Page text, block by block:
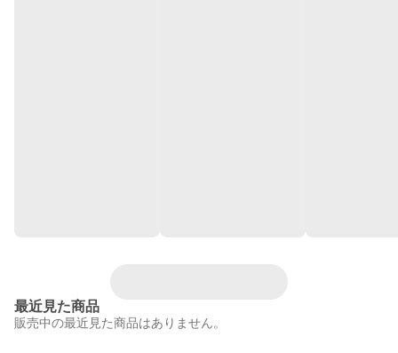
最近見た商品
販売中の最近見た商品はありません。